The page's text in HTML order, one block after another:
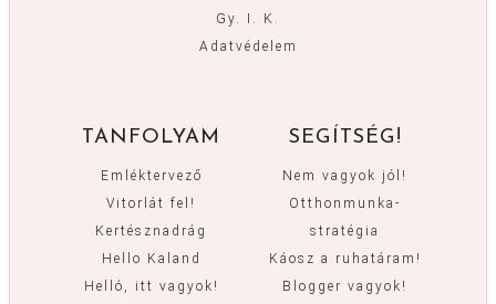
Gy. I. K.
Adatvédelem
TANFOLYAM
Emléktervező
Vitorlát fel!
Kertésznadrág
Hello Kaland
Helló, itt vagyok!
SEGÍTSÉG!
Nem vagyok jól!
Otthonmunka-
stratégia
Káosz a ruhatáram!
Blogger vagyok!